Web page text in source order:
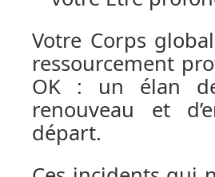
Votre Corps
ressourcement
OK : un élan
renouveau et
départ.